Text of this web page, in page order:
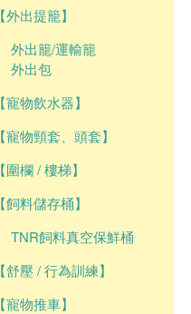
【外出提籠】
外出籠/運輸籠
外出包
【寵物飲水器】
【寵物頸套、頭套】
【圍欄 / 樓梯】
【飼料儲存桶】
TNR飼料真空保鮮桶
【舒壓 / 行為訓練】
【寵物推車】